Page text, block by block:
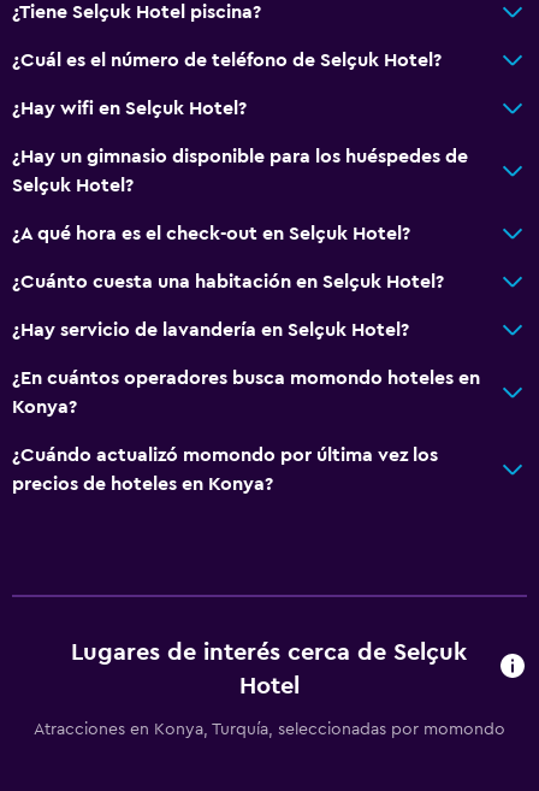
¿Tiene Selçuk Hotel piscina?
¿Cuál es el número de teléfono de Selçuk Hotel?
¿Hay wifi en Selçuk Hotel?
¿Hay un gimnasio disponible para los huéspedes de
Selçuk Hotel?
¿A qué hora es el check-out en Selçuk Hotel?
¿Cuánto cuesta una habitación en Selçuk Hotel?
¿Hay servicio de lavandería en Selçuk Hotel?
¿En cuántos operadores busca momondo hoteles en
Konya?
¿Cuándo actualizó momondo por última vez los
precios de hoteles en Konya?
Lugares de interés cerca de Selçuk
Hotel
Atracciones en Konya, Turquía, seleccionadas por momondo